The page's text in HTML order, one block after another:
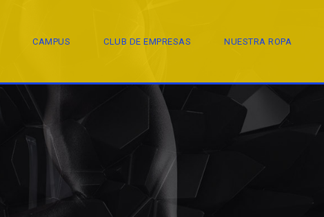
CAMPUS CLUB DE EMPRESAS NUESTRA ROPA